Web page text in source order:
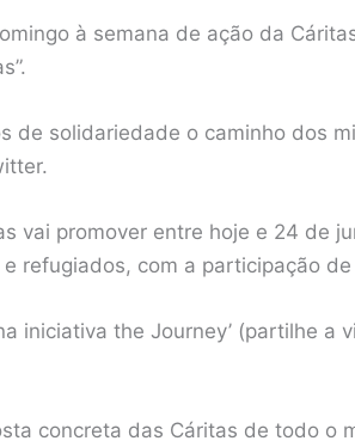
à semana de ação da
de solidariedade o caminho dos
vai promover entre hoje e 24 de
refugiados, com a participação
iniciativa the Journey’ (partilhe a
concreta das Cáritas de todo o